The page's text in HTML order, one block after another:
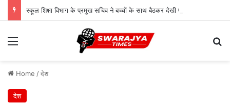
Menu
Home /देश
देश